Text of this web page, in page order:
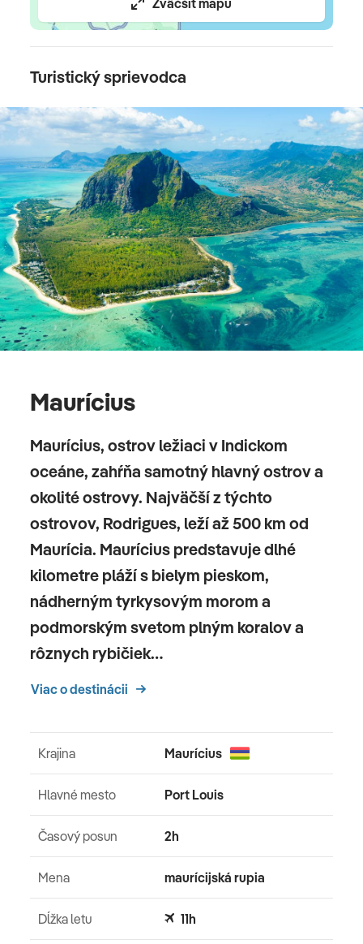
potápanie (za poplatok) • obchodná zóna • klenotníctvo
• farma na šľachtenie bylín a rastlín • večerný
turistické túry a jazdecké výlety v okolí
Pre deti
detský bazén • mini klub (3-11 rokov; detská knižnica,
detské ihrisko, rôzne aktivity počas dňa) • teen klub (12-
17 rokov; počítačové hry, exkurzie, rôzne hry a súťaže,
plážový volejbal a futbal, plážové BBQ) • opatrovanie
detí (za poplatok)
Reštaurácie
Mondo(hlavná bufetová) • Beach Rouge(na pláži, à la
carte, stredomorská kuchyňa) •
„Royce Street“•Duck
Vineet Bhatia)
Bary:
Maison LUX*
(kaviareň) • Aperitivo Bar
(koktailový bar)
The Mixologist
Celková cena zahŕňa
leteckú dopravu, ubytovanie, stravovanie podľa výberu,
servisné poplatky (letiskové poplatky, bezpečnostná
taxa, iné poplatky súvisiace s vykonaním leteckej
dopravy), transfery letisko - hotel - letisko
Celková cena nezahŕňa
komplexné cestovné poistenie, turistická taxa cca 3
Oficiálne hodnotenie
*****
Zväčšiť mapu
Turistický sprievodca
Maurícius
Maurícius, ostrov ležiaci v Indickom
oceáne, zahŕňa samotný hlavný ostrov a
okolité ostrovy. Najväčší z týchto
ostrovov, Rodrigues, leží až 500 km od
Maurícia. Maurícius predstavuje dlhé
kilometre pláží s bielym pieskom,
nádherným tyrkysovým morom a
podmorským svetom plným koralov a
rôznych rybičiek…
Viac o destinácii
Krajina Maurícius
Hlavné mesto Port Louis
Časový posun 2h
Mena maurícijská rupia
Dĺžka letu 11h